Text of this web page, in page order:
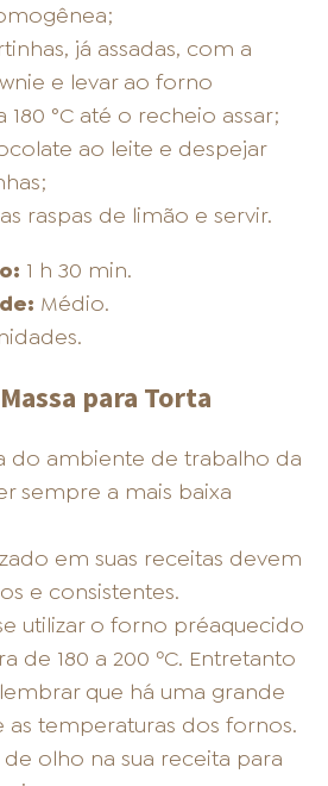
já assadas, com a
e levar ao forno
°C até o recheio assar;
ao leite e despejar
raspas de limão e servir.
1 h 30 min.
Médio.
para Torta
do ambiente de trabalho da
sempre a mais baixa
em suas receitas devem
e consistentes.
utilizar o forno préaquecido
de 180 a 200 ºC. Entretanto
que há uma grande
as temperaturas dos fornos.
olho na sua receita para